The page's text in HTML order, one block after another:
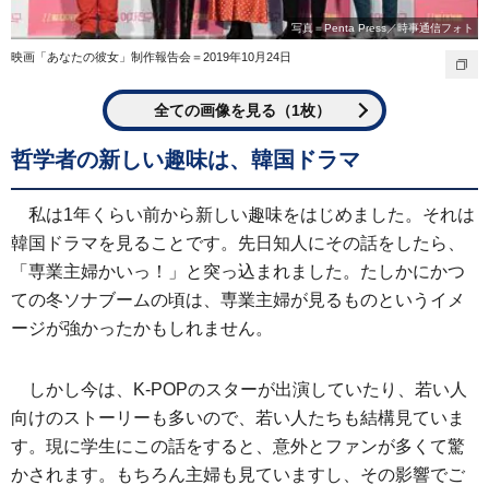
写真＝Penta Press／時事通信フォト
映画「あなたの彼女」制作報告会＝2019年10月24日
全ての画像を見る（1枚）
哲学者の新しい趣味は、韓国ドラマ
私は1年くらい前から新しい趣味をはじめました。それは
韓国ドラマを見ることです。先日知人にその話をしたら、
「専業主婦かいっ！」と突っ込まれました。たしかにかつ
ての冬ソナブームの頃は、専業主婦が見るものというイメ
ージが強かったかもしれません。
しかし今は、K‐POPのスターが出演していたり、若い人
向けのストーリーも多いので、若い人たちも結構見ていま
す。現に学生にこの話をすると、意外とファンが多くて驚
かされます。もちろん主婦も見ていますし、その影響でご